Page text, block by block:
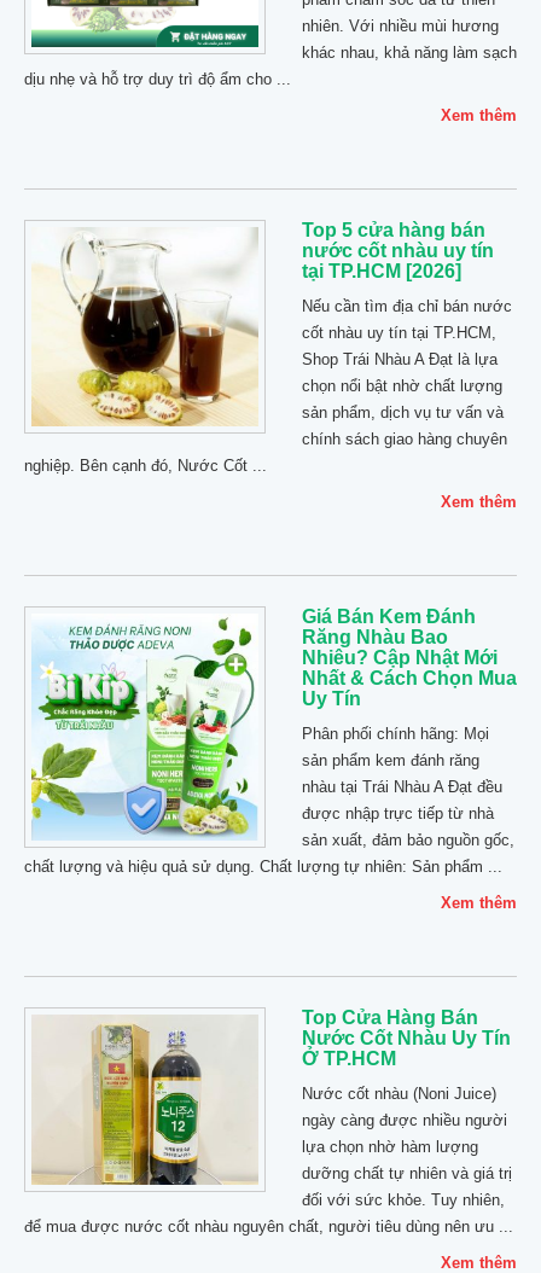
nhiên. Với nhiều mùi hương
khác nhau, khả năng làm sạch
dịu nhẹ và hỗ trợ duy trì độ ẩm cho ...
Xem thêm
Top 5 cửa hàng bán
nước cốt nhàu uy tín
tại TP.HCM [2026]
Nếu cần tìm địa chỉ bán nước
cốt nhàu uy tín tại TP.HCM,
Shop Trái Nhàu A Đạt là lựa
chọn nổi bật nhờ chất lượng
sản phẩm, dịch vụ tư vấn và
chính sách giao hàng chuyên
nghiệp. Bên cạnh đó, Nước Cốt ...
Xem thêm
Giá Bán Kem Đánh
Răng Nhàu Bao
Nhiêu? Cập Nhật Mới
Nhất & Cách Chọn Mua
Uy Tín
Phân phối chính hãng: Mọi
sản phẩm kem đánh răng
nhàu tại Trái Nhàu A Đạt đều
được nhập trực tiếp từ nhà
sản xuất, đảm bảo nguồn gốc,
chất lượng và hiệu quả sử dụng. Chất lượng tự nhiên: Sản phẩm ...
Xem thêm
Top Cửa Hàng Bán
Nước Cốt Nhàu Uy Tín
Ở TP.HCM
Nước cốt nhàu (Noni Juice)
ngày càng được nhiều người
lựa chọn nhờ hàm lượng
dưỡng chất tự nhiên và giá trị
đối với sức khỏe. Tuy nhiên,
để mua được nước cốt nhàu nguyên chất, người tiêu dùng nên ưu ...
Xem thêm